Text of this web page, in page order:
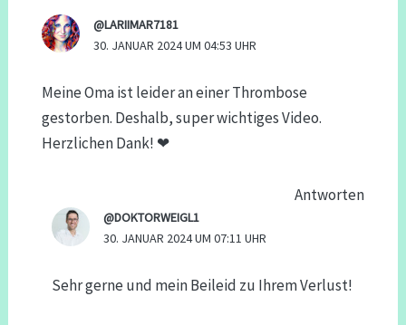
@LARIIMAR7181
30. JANUAR 2024 UM 04:53 UHR
Meine Oma ist leider an einer Thrombose
gestorben. Deshalb, super wichtiges Video.
Herzlichen Dank! ❤
Antworten
@DOKTORWEIGL1
30. JANUAR 2024 UM 07:11 UHR
Sehr gerne und mein Beileid zu Ihrem Verlust!